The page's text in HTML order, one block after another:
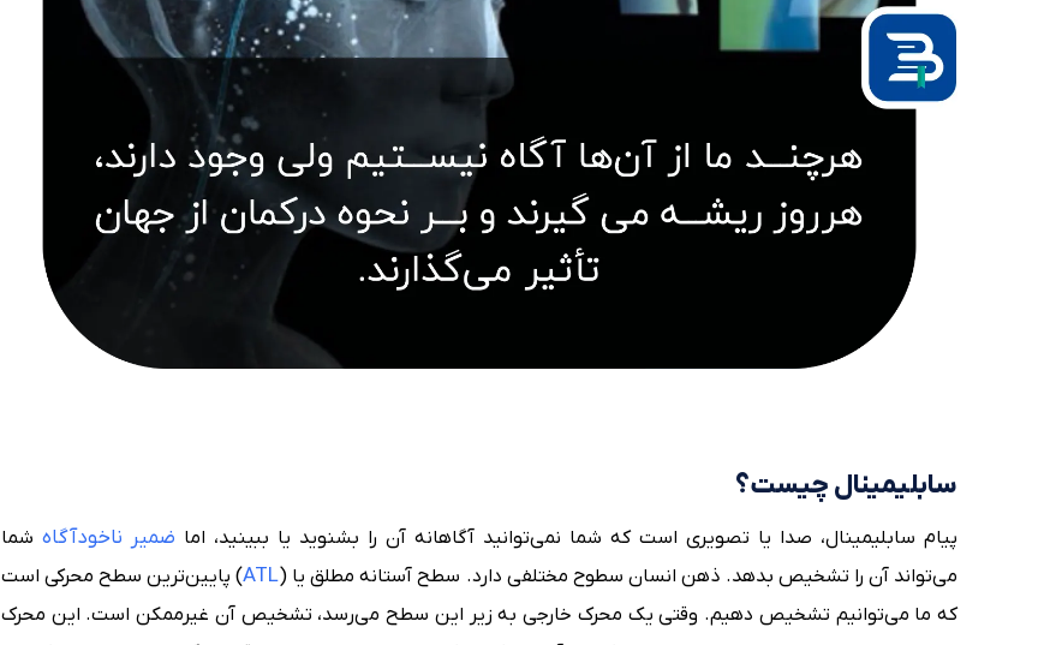
سابلیمینال چیست؟
پیام سابلیمینال، صدا یا تصویری است که شما نمی‌توانید آگاهانه آن را بشنوید یا ببینید، اما ضمیر ناخودآگاه شما
می‌تواند آن را تشخیص بدهد. ذهن انسان سطوح مختلفی دارد. سطح آستانه مطلق یا (ATL) پایین‌ترین سطح محرکی است
که ما می‌توانیم تشخیص دهیم. وقتی یک محرک خارجی به زیر این سطح می‌رسد، تشخیص آن غیرممکن است. این محرک